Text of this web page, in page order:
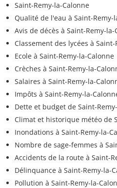
Saint-Remy-la-Calonne
Qualité de l'eau à Saint-Remy-
Avis de décès à Saint-Remy-la-
Classement des lycées à
Ecole à Saint-Remy-la-Calonne
Crèches à Saint-Remy-la-
Salaires à Saint-Remy-la-
Impôts à Saint-Remy-la-
Dette et budget de Saint-
Climat et historique météo de
Inondations à Saint-Remy-la-
Nombre de sage-femmes à
Accidents de la route à Saint-
Délinquance à Saint-Remy-la-
Pollution à Saint-Remy-la-